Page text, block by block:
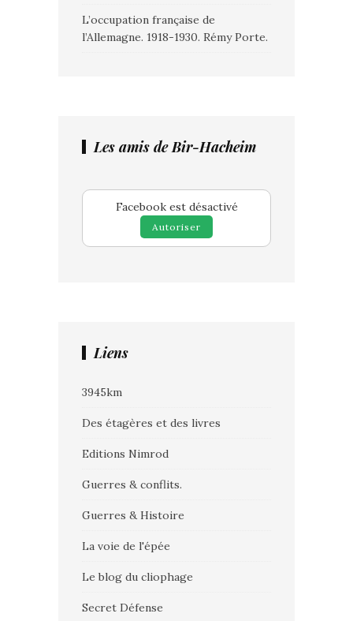
L’occupation française de
l’Allemagne. 1918-1930. Rémy Porte.
Les amis de Bir-Hacheim
Facebook est désactivé
Autoriser
Liens
3945km
Des étagères et des livres
Editions Nimrod
Guerres & conflits.
Guerres & Histoire
La voie de l'épée
Le blog du cliophage
Secret Défense